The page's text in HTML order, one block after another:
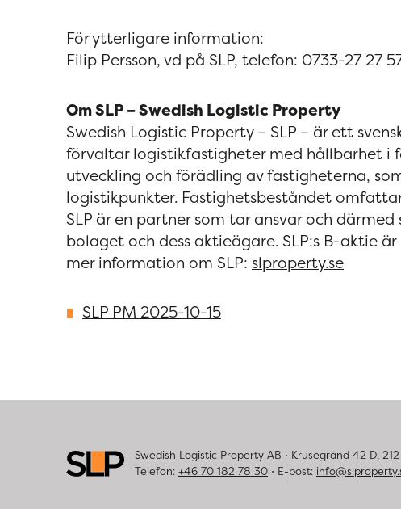
För ytterligare information:
Filip Persson, vd på SLP, telefon: 0733-27 27
Om SLP – Swedish Logistic Property
Swedish Logistic Property – SLP – är ett
förvaltar logistikfastigheter med hållbarhet i
utveckling och förädling av fastigheterna,
logistikpunkter. Fastighetsbeståndet
SLP är en partner som tar ansvar och
bolaget och dess aktieägare. SLP:s B-aktie
mer information om SLP: slproperty.se
SLP PM 2025-10-15
Swedish Logistic Property AB ⋅ Krusegränd 42 D,
Telefon: +46 70 182 78 30 ⋅ E-post: